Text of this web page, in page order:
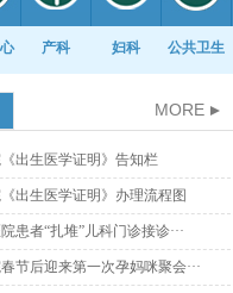
产科 妇科 公共卫生
MORE
出生医学证明》告知栏
出生医学证明》办理流程图
患者“扎堆”儿科门诊接诊···
节后迎来第一次孕妈咪聚会···